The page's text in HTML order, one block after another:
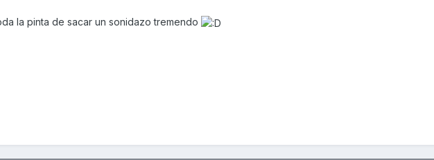
la pinta de sacar un sonidazo tremendo